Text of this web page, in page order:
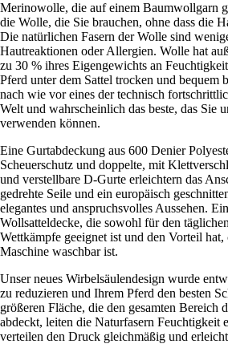
Merinowolle, die auf einem Baumwollgarn
die Wolle, die Sie brauchen, ohne dass die
Die natürlichen Fasern der Wolle sind
Hautreaktionen oder Allergien. Wolle hat
zu 30 % ihres Eigengewichts an
Pferd unter dem Sattel trocken und bequem
nach wie vor eines der technisch
Welt und wahrscheinlich das beste, das Sie
verwenden können.
Eine Gurtabdeckung aus 600 Denier
Scheuerschutz und doppelte, mit
und verstellbare D-Gurte erleichtern das
gedrehte Seile und ein europäisch
elegantes und anspruchsvolles Aussehen.
Wollsatteldecke, die sowohl für den
Wettkämpfe geeignet ist und den Vorteil
Maschine waschbar ist.
Unser neues Wirbelsäulendesign wurde
zu reduzieren und Ihrem Pferd den besten
größeren Fläche, die den gesamten Bereich
abdeckt, leiten die Naturfasern Feuchtigkeit
verteilen den Druck gleichmäßig und